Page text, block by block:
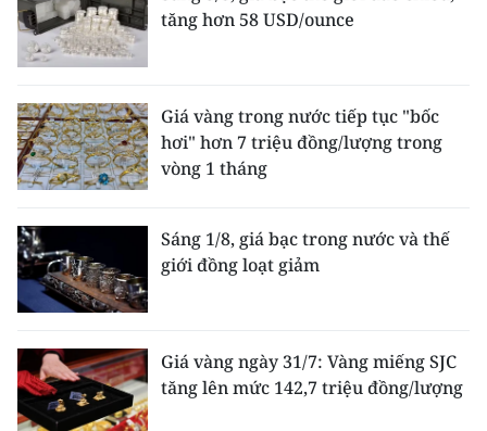
tăng hơn 58 USD/ounce
Giá vàng trong nước tiếp tục "bốc
hơi" hơn 7 triệu đồng/lượng trong
vòng 1 tháng
Sáng 1/8, giá bạc trong nước và thế
giới đồng loạt giảm
Giá vàng ngày 31/7: Vàng miếng SJC
tăng lên mức 142,7 triệu đồng/lượng